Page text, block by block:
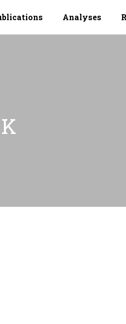
Analyses